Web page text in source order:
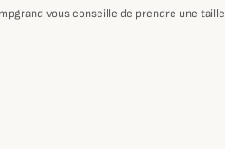
vous conseille de prendre une taille